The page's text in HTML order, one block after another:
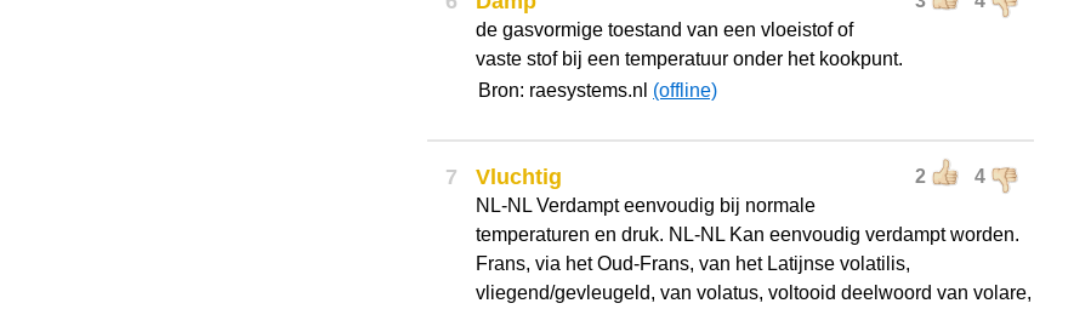
de gasvormige toestand van een vloeistof of
vaste stof bij een temperatuur onder het kookpunt.
Bron: raesystems.nl (offline)
7 2 4
Vluchtig
NL-NL Verdampt eenvoudig bij normale
temperaturen en druk. NL-NL Kan eenvoudig verdampt worden.
Frans, via het Oud-Frans, van het Latijnse volatilis,
vliegend/gevleugeld, van volatus, voltooid deelwoord van volare,